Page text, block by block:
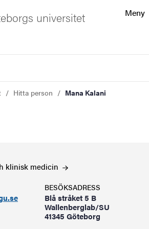
Meny
universitet
Hitta person Mana Kalani
klinisk medicin
BESÖKSADRESS
Blå stråket 5 B
Wallenberglab/SU
41345 Göteborg